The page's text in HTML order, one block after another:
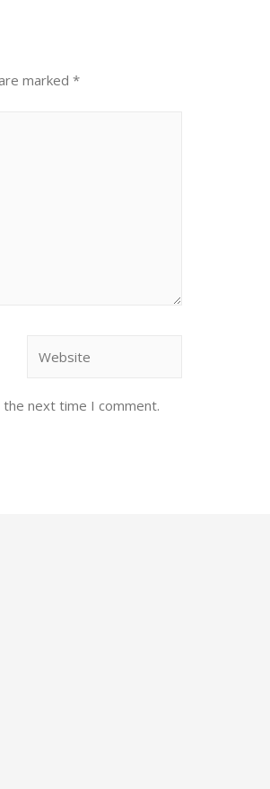
marked*
next time I comment.